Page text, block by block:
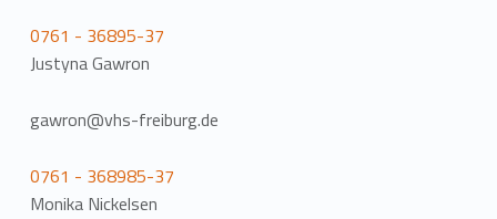
0761 - 36895-37
Justyna Gawron
gawron@vhs-freiburg.de
0761 - 368985-37
Monika Nickelsen